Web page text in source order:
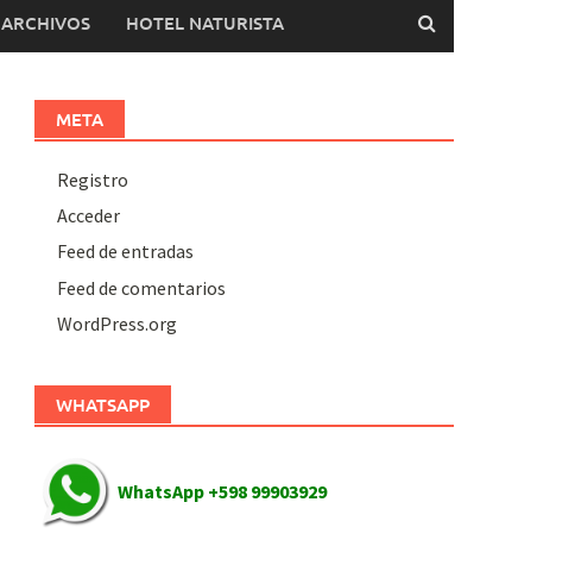
ARCHIVOS HOTEL NATURISTA
META
Registro
Acceder
Feed de entradas
Feed de comentarios
WordPress.org
WHATSAPP
WhatsApp +598 99903929